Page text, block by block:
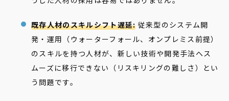
既存人材のスキルシフト遅延: 従来型のシステム開
発・運用（ウォーターフォール、オンプレミス前提）
のスキルを持つ人材が、新しい技術や開発手法へス
ムーズに移行できない（リスキリングの難しさ）とい
う問題です。